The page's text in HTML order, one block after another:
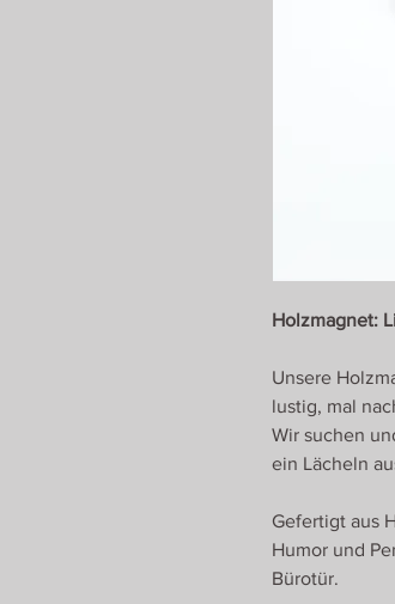
Holzmagnet:
Unsere
lustig, mal
Wir suchen
ein Lächeln
Gefertigt aus
Humor und
Bürotür.